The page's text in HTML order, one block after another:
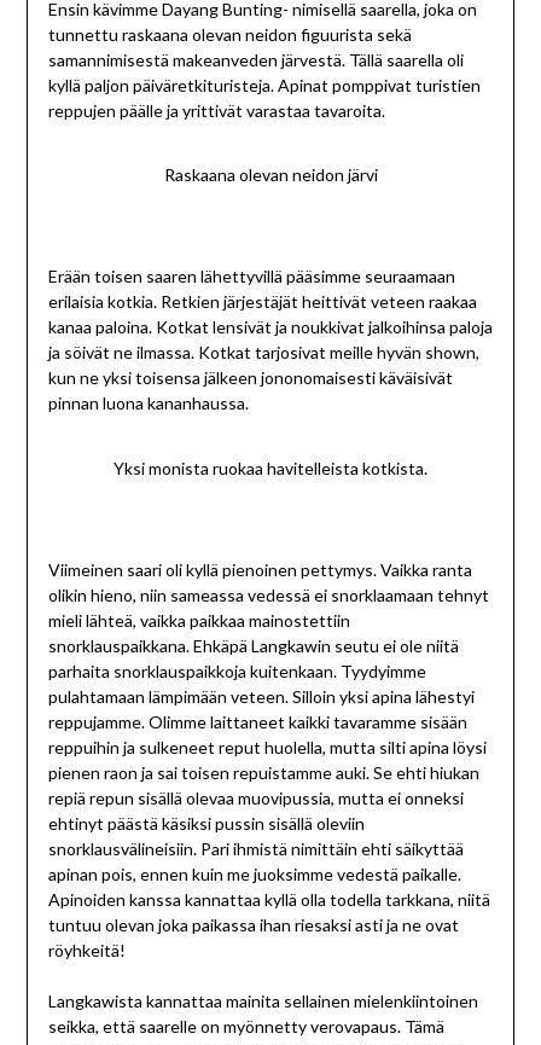
Ensin kävimme Dayang Bunting- nimisellä saarella, joka on
tunnettu raskaana olevan neidon figuurista sekä
samannimisestä makeanveden järvestä. Tällä saarella oli
kyllä paljon päiväretkituristeja. Apinat pomppivat turistien
reppujen päälle ja yrittivät varastaa tavaroita.
Raskaana olevan neidon järvi
Erään toisen saaren lähettyvillä pääsimme seuraamaan
erilaisia kotkia. Retkien järjestäjät heittivät veteen raakaa
kanaa paloina. Kotkat lensivät ja noukkivat jalkoihinsa paloja
ja söivät ne ilmassa. Kotkat tarjosivat meille hyvän shown,
kun ne yksi toisensa jälkeen jononomaisesti käväisivät
pinnan luona kananhaussa.
Yksi monista ruokaa havitelleista kotkista.
Viimeinen saari oli kyllä pienoinen pettymys. Vaikka ranta
olikin hieno, niin sameassa vedessä ei snorklaamaan tehnyt
mieli lähteä, vaikka paikkaa mainostettiin
snorklauspaikkana. Ehkäpä Langkawin seutu ei ole niitä
parhaita snorklauspaikkoja kuitenkaan. Tyydyimme
pulahtamaan lämpimään veteen. Silloin yksi apina lähestyi
reppujamme. Olimme laittaneet kaikki tavaramme sisään
reppuihin ja sulkeneet reput huolella, mutta silti apina löysi
pienen raon ja sai toisen repuistamme auki. Se ehti hiukan
repiä repun sisällä olevaa muovipussia, mutta ei onneksi
ehtinyt päästä käsiksi pussin sisällä oleviin
snorklausvälineisiin. Pari ihmistä nimittäin ehti säikyttää
apinan pois, ennen kuin me juoksimme vedestä paikalle.
Apinoiden kanssa kannattaa kyllä olla todella tarkkana, niitä
tuntuu olevan joka paikassa ihan riesaksi asti ja ne ovat
röyhkeitä!
Langkawista kannattaa mainita sellainen mielenkiintoinen
seikka, että saarelle on myönnetty verovapaus. Tämä